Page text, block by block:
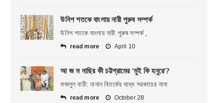
উনিশ শতকে বাংলায় নারী পুরুষ সম্পর্ক
উনিশ শতকে বাংলায় নারী পুরুষ সম্পর্ক ,
read more April 10
আ জ ম নাছির কী চট্টগ্রামের ‘মুই কি হনুরে’?
ফজলুল বারী: নানান বিতর্কের মধ্যে সরকারের নানা
read more October 28